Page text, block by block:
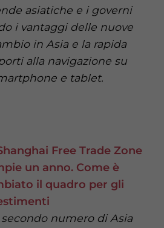
asiatiche e i governi
i vantaggi delle nuove
in Asia e la rapida
alla navigazione su
e tablet.
Free Trade Zone
un anno. Come è
il quadro per gli
secondo numero di Asia